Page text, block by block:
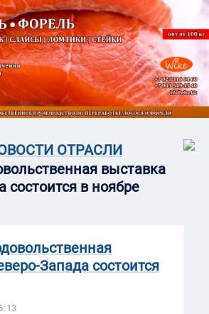
ОТРАСЛИ
выставка
состоится в ноябре
Запада состоится